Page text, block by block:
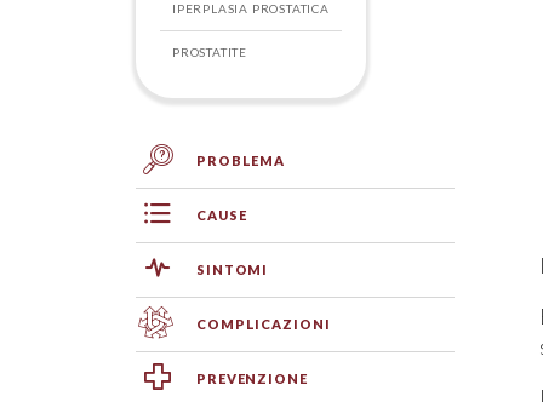
IPERPLASIA PROSTATICA
PROSTATITE
PROBLEMA
CAUSE
SINTOMI
COMPLICAZIONI
PREVENZIONE